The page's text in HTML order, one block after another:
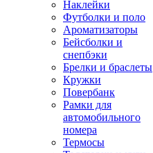
Наклейки
Футболки и поло
Ароматизаторы
Бейсболки и
снепбэки
Брелки и браслеты
Кружки
Повербанк
Рамки для
автомобильного
номера
Термосы